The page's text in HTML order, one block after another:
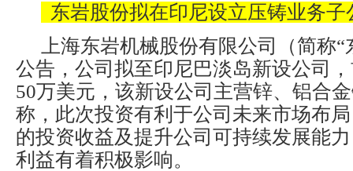
东岩股份拟在印尼设立压铸业务子
上海东岩机械股份有限公司（简称
公告，公司拟至印尼巴淡岛新设公司
50万美元，该新设公司主营锌、铝合
称，此次投资有利于公司未来市场布
的投资收益及提升公司可持续发展能
利益有着积极影响。